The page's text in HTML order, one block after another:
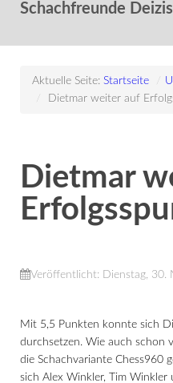
Schachfreunde
Aktuelle Seite: Startseite /
/
Dietmar weiter auf
Dietmar
Veröffentlicht: Dienstag, 30.
Mit 5,5 Punkten konnte sich
durchsetzen. Wie auch schon
die Schachvariante Chess960
sich Alex Winkler, Tim Winkler